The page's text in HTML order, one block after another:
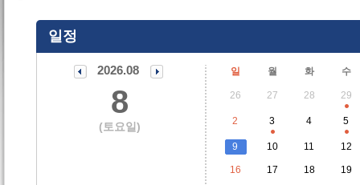
일정
2026.08
8
(토요일)
일 월 화 수
26 27 28 29
2 3 4 5
9 10 11 12
16 17 18 19